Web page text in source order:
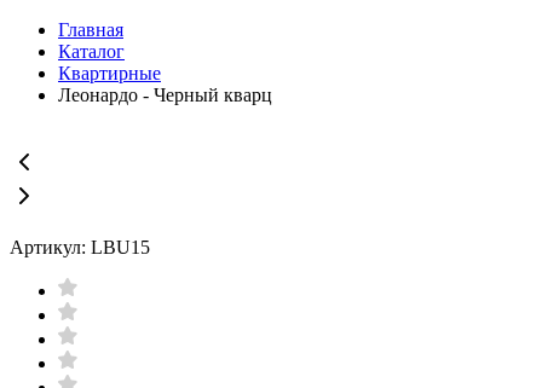
Главная
Каталог
Квартирные
Леонардо - Черный кварц
Артикул: LBU15